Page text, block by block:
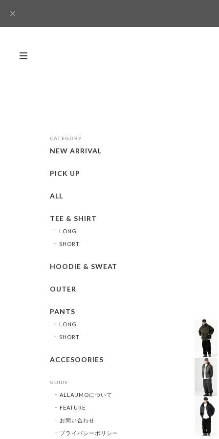
CATEGORY
NEW ARRIVAL
PICK UP
ALL
TEE & SHIRT
LONG
SHORT
HOODIE & SWEAT
OUTER
PANTS
LONG
SHORT
ACCESOORIES
GUIDE
ALLAUMOについて
FEATURE
お問い合わせ
プライバシーポリシー